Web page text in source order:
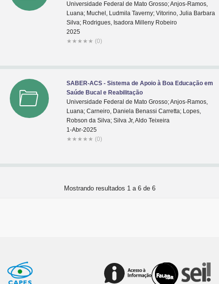
Universidade Federal de Mato Grosso; Anjos-Ramos,
Luana; Muchel, Ludmila Taverny; Vitorino, Julia Barbara
Silva; Rodrigues, Isadora Milleny Robeiro
2025
★ ★ ★ ★ ★ (0)
SABER-ACS - Sistema de Apoio à Boa Educação em
Saúde Bucal e Reabilitação
Universidade Federal de Mato Grosso; Anjos-Ramos,
Luana; Carneiro, Daniela Benassi Carretta; Lopes,
Robson da Silva; Silva Jr, Aldo Teixeira
1-Abr-2025
★ ★ ★ ★ ★ (0)
Mostrando resultados 1 a 6 de 6